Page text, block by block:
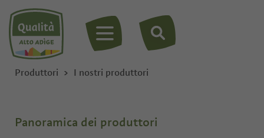
MENU
Produttori I nostri produttori
Panoramica dei produttori